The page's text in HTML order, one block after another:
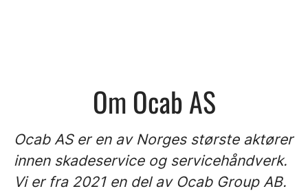
Om Ocab AS
Ocab AS er en av Norges største aktører
innen skadeservice og servicehåndverk.
Vi er fra 2021 en del av Ocab Group AB.